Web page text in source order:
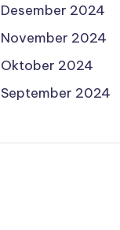
Desember 2024
November 2024
Oktober 2024
September 2024